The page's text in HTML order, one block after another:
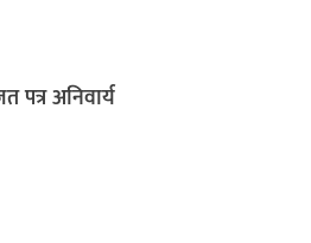
पत्र अनिवार्य